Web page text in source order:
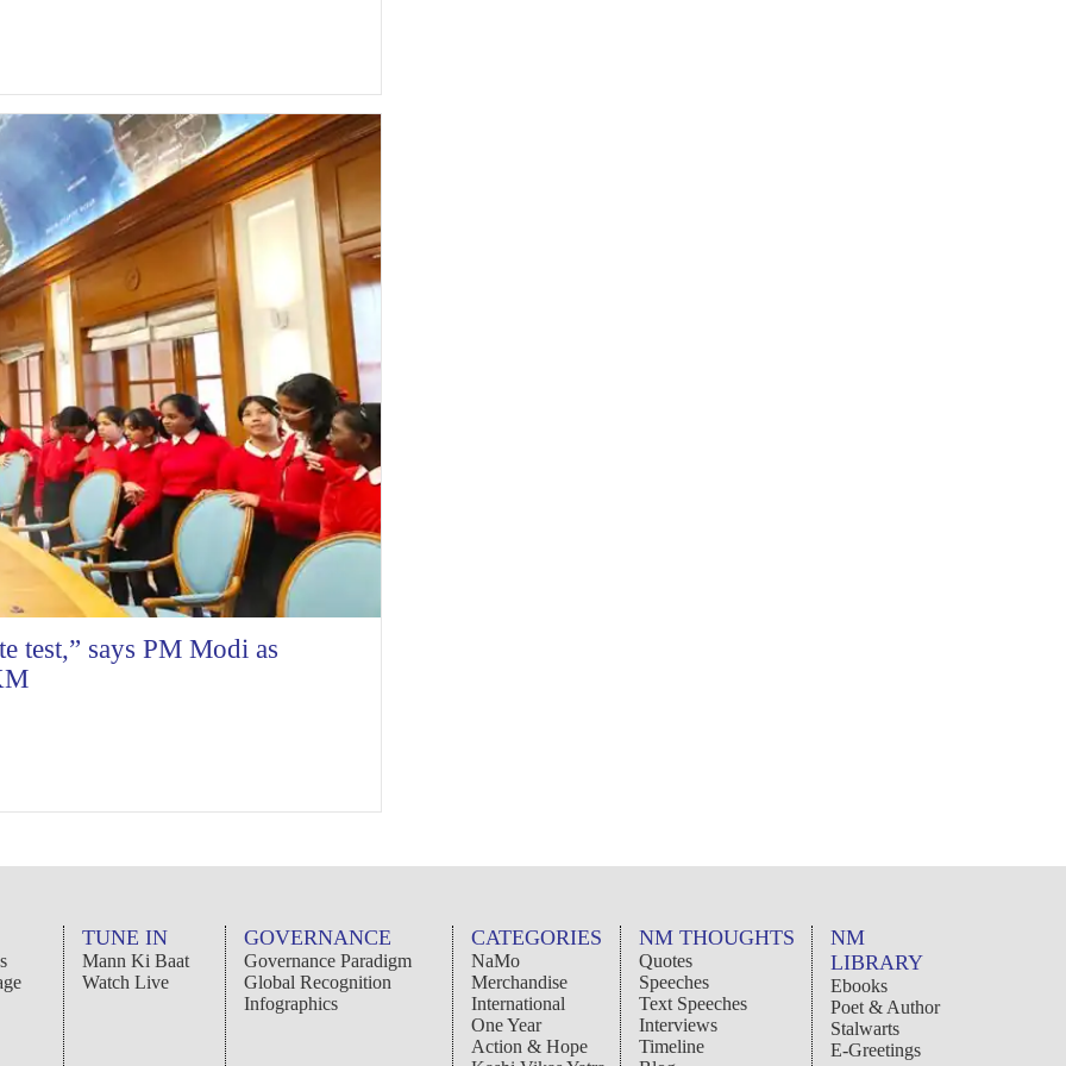
test,” says PM Modi as
TUNE IN
Mann Ki Baat
Watch Live
GOVERNANCE
Governance Paradigm
Global Recognition
Infographics
CATEGORIES
NaMo
Merchandise
International
One Year
Action & Hope
NM THOUGHTS
Quotes
Speeches
Text Speeches
Interviews
Timeline
NM
LIBRARY
Ebooks
Poet & Author
Stalwarts
E-Greetings